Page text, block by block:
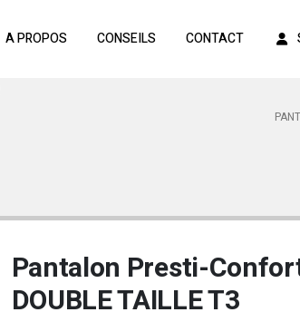
A PROPOS CONSEILS CONTACT
Pantalon Presti-
DOUBLE TAILLE T3